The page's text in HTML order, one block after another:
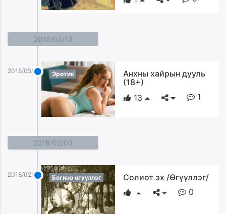
2018/05/13
2018/05/13 Эротик
Анхны хайрын дууль
(18+)
13
1
2018/02/03
2018/02/03 Богино өгүүллэг
Солиот эх /Өгүүллэг/
0